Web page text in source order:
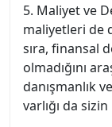
5. Maliyet ve
maliyetleri de
sıra, finansal
olmadığını
danışmanlık
varlığı da